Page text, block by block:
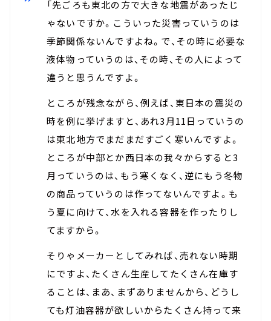
「先ごろも東北の方で大きな地震があったじ
ゃないですか。こういった災害っていうのは
季節関係ないんですよね。で、その時に必要な
液体物っていうのは、その時、その人によって
違うと思うんですよ。
ところが残念ながら、例えば、東日本の震災の
時を例に挙げますと、あれ3月11日っていうの
は東北地方でまだまだすごく寒いんですよ。
ところが中部とか西日本の我々からすると3
月っていうのは、もう寒くなく、逆にもう冬物
の商品っていうのは作ってないんですよ。も
う夏に向けて、水を入れる容器を作ったりし
てますから。
そりゃメーカーとしてみれば、売れない時期
にですよ、たくさん生産してたくさん在庫す
ることは、まあ、まずありませんから、どうし
ても灯油容器が欲しいからたくさん持って来